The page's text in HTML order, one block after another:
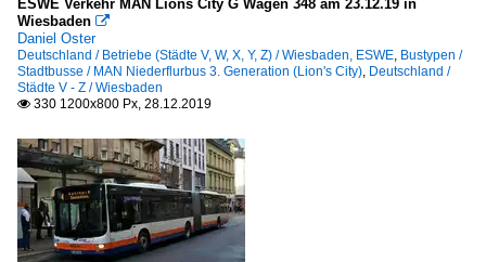
ESWE Verkehr MAN Lions City G Wagen 348 am 23.12.19 in
Wiesbaden 
Daniel Oster
Deutschland / Betriebe (Städte V, W, X, Y, Z) / Wiesbaden, ESWE, Bustypen /
Stadtbusse / MAN Niederflurbus 3. Generation (Lion's City), Deutschland /
Städte V - Z / Wiesbaden
 330 1200x800 Px, 28.12.2019